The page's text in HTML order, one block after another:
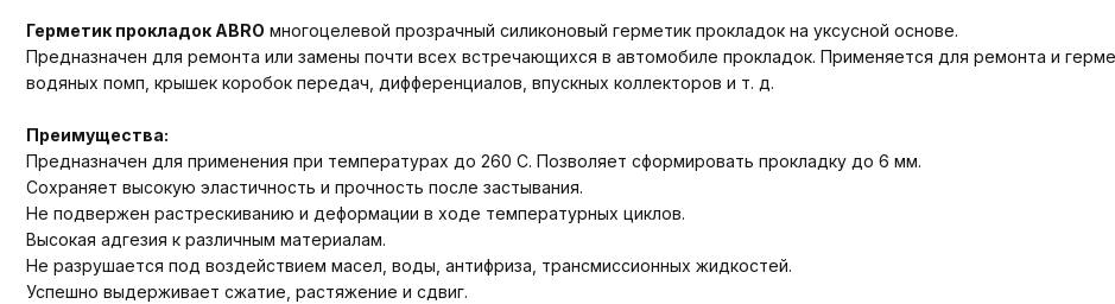
Герметик прокладок ABRO многоцелевой прозрачный силиконовый герметик прокладок на уксусной основе.
Предназначен для ремонта или замены почти всех встречающихся в автомобиле прокладок. Применяется для ремонта и
водяных помп, крышек коробок передач, дифференциалов, впускных коллекторов и т. д.
Преимущества:
Предназначен для применения при температурах до 260 C. Позволяет сформировать прокладку до 6 мм.
Сохраняет высокую эластичность и прочность после застывания.
Не подвержен растрескиванию и деформации в ходе температурных циклов.
Высокая адгезия к различным материалам.
Не разрушается под воздействием масел, воды, антифриза, трансмиссионных жидкостей.
Успешно выдерживает сжатие, растяжение и сдвиг.